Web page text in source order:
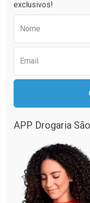
Comprar sem
Por R$ 55,99/cada
exclusivos!
Nome
Email
APP Drogaria